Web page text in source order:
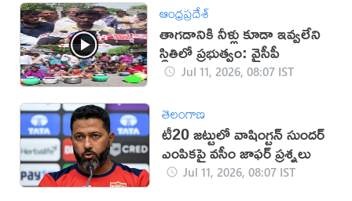
ఆంధ్రప్రదేశ్
తాగడానికి నీళ్లు కూడా ఇవ్వలేని
స్థితిలో ప్రభుత్వం: వైసీపీ
Jul 11, 2026, 08:07 IST
తెలంగాణ
టీ20 జట్టులో వాషింగ్టన్ సుందర్
ఎంపికపై వసీం జాఫర్ ప్రశ్నలు
Jul 11, 2026, 08:07 IST